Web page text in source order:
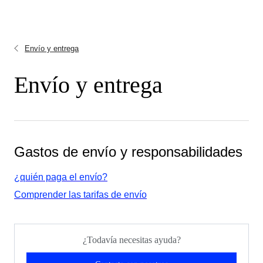
Envío y entrega
Envío y entrega
Gastos de envío y responsabilidades
¿quién paga el envío?
Comprender las tarifas de envío
¿Todavía necesitas ayuda?